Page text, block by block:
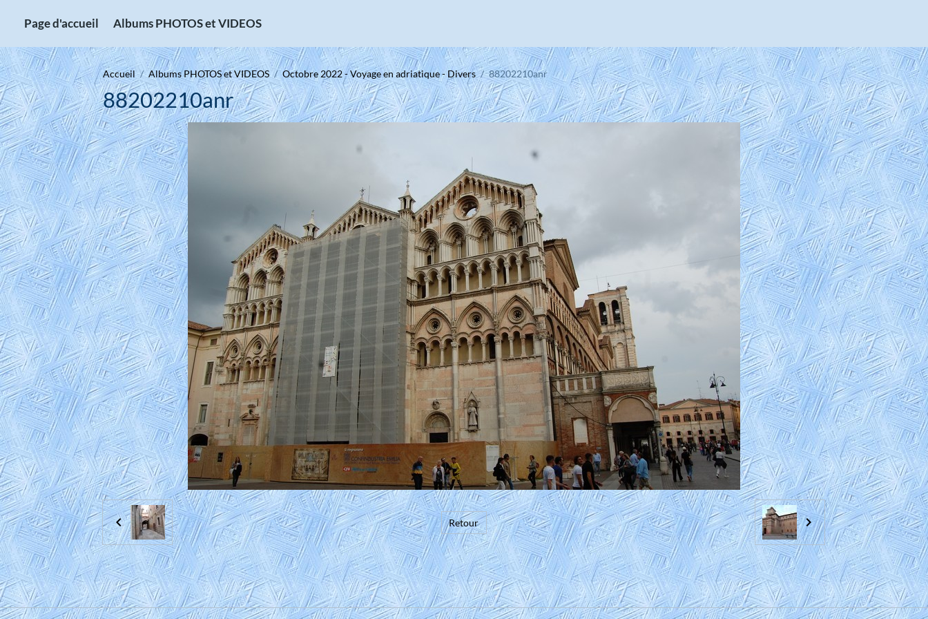
Page d'accueil Albums PHOTOS et VIDEOS
Accueil Albums PHOTOS et VIDEOS Octobre 2022 - Voyage en adriatique - Divers 88202210anr
88202210anr
Retour